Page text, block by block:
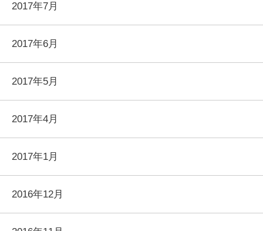
2017年7月
2017年6月
2017年5月
2017年4月
2017年1月
2016年12月